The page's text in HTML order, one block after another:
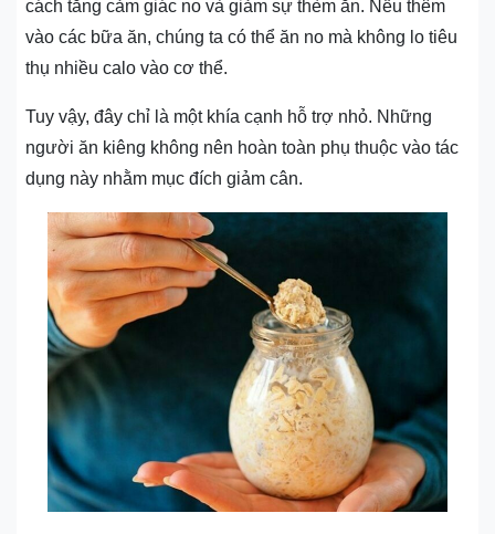
cách tăng cảm giác no và giảm sự thèm ăn. Nếu thêm
vào các bữa ăn, chúng ta có thể ăn no mà không lo tiêu
thụ nhiều calo vào cơ thể.
Tuy vậy, đây chỉ là một khía cạnh hỗ trợ nhỏ. Những
người ăn kiêng không nên hoàn toàn phụ thuộc vào tác
dụng này nhằm mục đích giảm cân.